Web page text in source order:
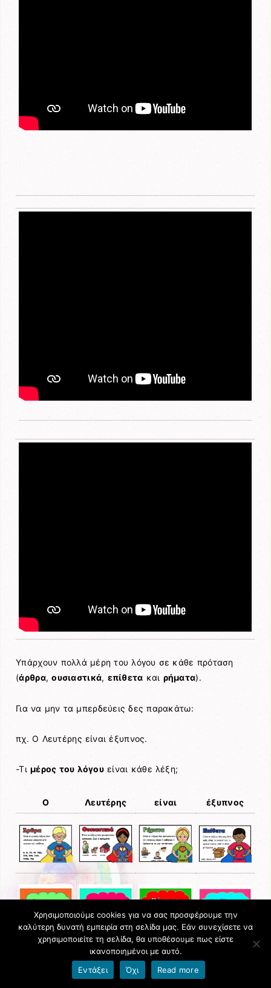
Υπάρχουν πολλά μέρη του λόγου σε κάθε πρόταση
(άρθρα,ουσιαστικά, επίθετα και ρήματα).
Για να μην τα μπερδεύεις δες παρακάτω:
πχ. Ο Λευτέρης είναι έξυπνος.
-Τιμέρος του λόγου είναι κάθε λέξη;
Ο Λευτέρης είναι έξυπνος
Χρησιμοποιούμε cookies για να σας προσφέρουμε την
καλύτερη δυνατή εμπειρία στη σελίδα μας. Εάν συνεχίσετε να
χρησιμοποιείτε τη σελίδα, θα υποθέσουμε πως είστε
ικανοποιημένοι με αυτό.
Εντάξει
Όχι Read more